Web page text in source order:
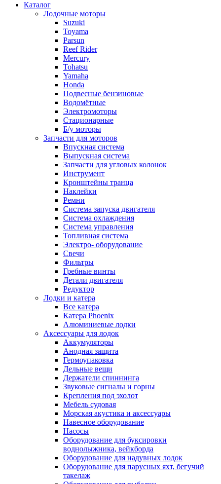
Каталог
Лодочные моторы
Suzuki
Toyama
Parsun
Reef Rider
Mercury
Tohatsu
Yamaha
Honda
Подвесные бензиновые
Водомётные
Электромоторы
Стационарные
Б/у моторы
Запчасти для моторов
Впускная система
Выпускная система
Запчасти для угловых колонок
Инструмент
Кронштейны транца
Наклейки
Ремни
Система запуска двигателя
Система охлаждения
Система управления
Топливная система
Электро- оборудование
Свечи
Фильтры
Гребные винты
Детали двигателя
Редуктор
Лодки и катера
Все катера
Катера Phoenix
Алюминиевые лодки
Аксессуары для лодок
Аккумуляторы
Анодная защита
Гермоупаковка
Дельные вещи
Держатели спиннинга
Звуковые сигналы и горны
Крепления под эхолот
Мебель судовая
Морская акустика и аксессуары
Навесное оборудование
Насосы
Оборудование для буксировки
воднолыжника, вейкборда
Оборудование для надувных лодок
Оборудование для парусных яхт, бегучий
такелаж